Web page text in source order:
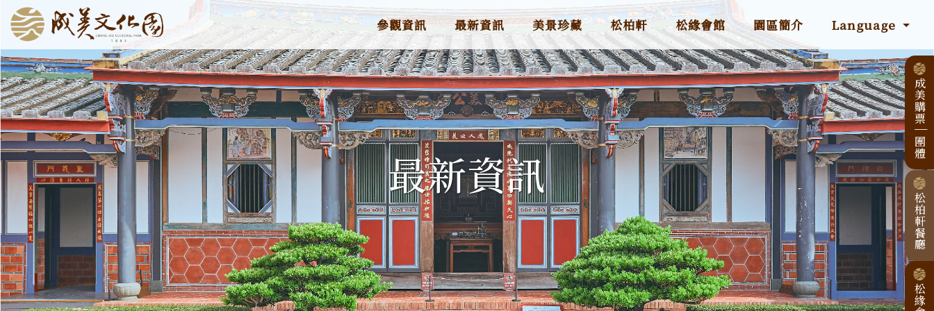
成美購票
|
團體
松柏軒餐廳
參觀資訊 最新資訊 美景珍藏 松柏軒 松緣會館 園區簡介 Language
最新資訊